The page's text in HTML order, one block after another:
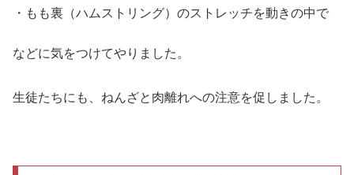
・もも裏（ハムストリング）のストレッチを動きの中で
などに気をつけてやりました。
生徒たちにも、ねんざと肉離れへの注意を促しました。